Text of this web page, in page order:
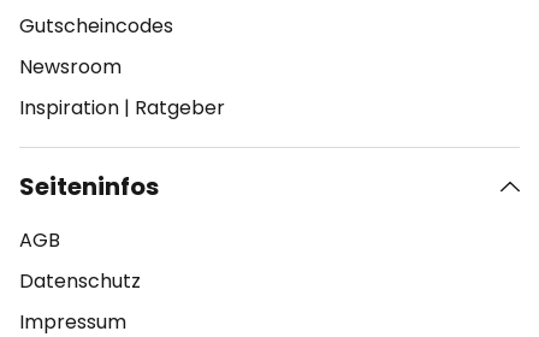
Gutscheincodes
Newsroom
Inspiration | Ratgeber
Seiteninfos
AGB
Datenschutz
Impressum